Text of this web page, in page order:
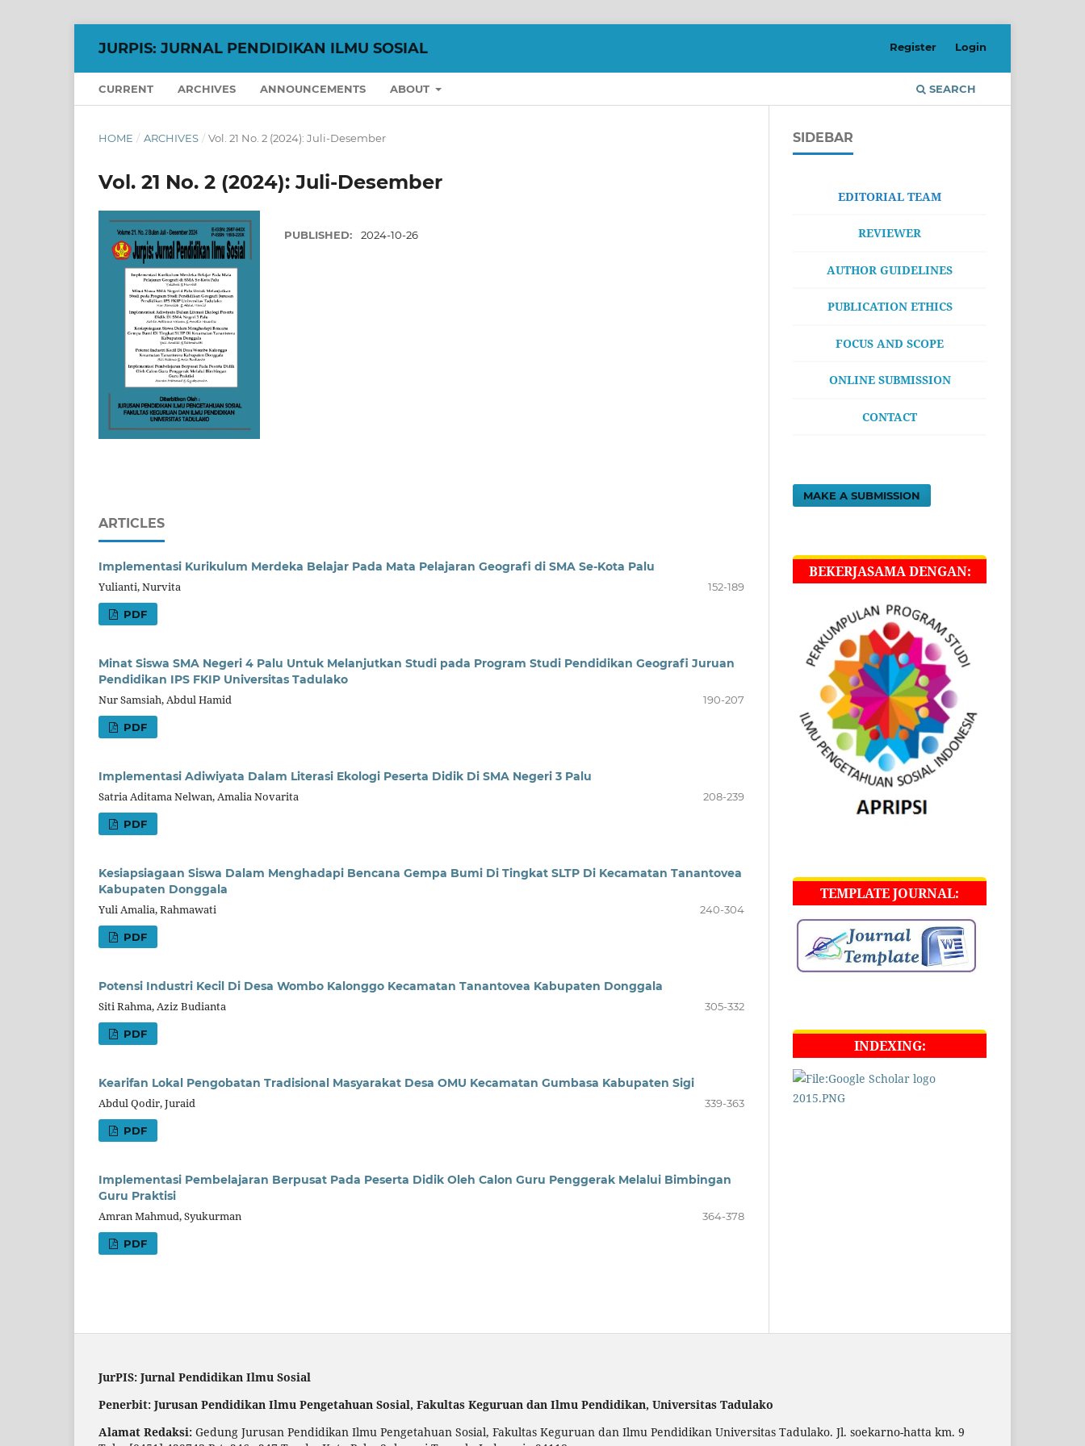
JURPIS: JURNAL PENDIDIKAN ILMU SOSIAL
CURRENT ARCHIVES ANNOUNCEMENTS ABOUT SEARCH
Register Login
HOME / ARCHIVES / Vol. 21 No. 2 (2024): Juli-Desember
Vol. 21 No. 2 (2024): Juli-Desember
PUBLISHED: 2024-10-26
ARTICLES
Implementasi Kurikulum Merdeka Belajar Pada Mata Pelajaran Geografi di SMA Se-Kota Palu
Yulianti, Nurvita
152-189
PDF
Minat Siswa SMA Negeri 4 Palu Untuk Melanjutkan Studi pada Program Studi Pendidikan Geografi Juruan
Pendidikan IPS FKIP Universitas Tadulako
Nur Samsiah, Abdul Hamid
190-207
PDF
Implementasi Adiwiyata Dalam Literasi Ekologi Peserta Didik Di SMA Negeri 3 Palu
Satria Aditama Nelwan, Amalia Novarita
208-239
PDF
Kesiapsiagaan Siswa Dalam Menghadapi Bencana Gempa Bumi Di Tingkat SLTP Di Kecamatan Tanantovea
Kabupaten Donggala
Yuli Amalia, Rahmawati
240-304
PDF
Potensi Industri Kecil Di Desa Wombo Kalonggo Kecamatan Tanantovea Kabupaten Donggala
Siti Rahma, Aziz Budianta
305-332
PDF
Kearifan Lokal Pengobatan Tradisional Masyarakat Desa OMU Kecamatan Gumbasa Kabupaten Sigi
Abdul Qodir, Juraid
339-363
PDF
Implementasi Pembelajaran Berpusat Pada Peserta Didik Oleh Calon Guru Penggerak Melalui Bimbingan
Guru Praktisi
Amran Mahmud, Syukurman
364-378
PDF
SIDEBAR
EDITORIAL TEAM
REVIEWER
AUTHOR GUIDELINES
PUBLICATION ETHICS
FOCUS AND SCOPE
ONLINE SUBMISSION
CONTACT
MAKE A SUBMISSION
BEKERJASAMA DENGAN:
TEMPLATE JOURNAL:
INDEXING:
JurPIS: Jurnal Pendidikan Ilmu Sosial
Penerbit: Jurusan Pendidikan Ilmu Pengetahuan Sosial, Fakultas Keguruan dan Ilmu Pendidikan, Universitas Tadulako
Alamat Redaksi: Gedung Jurusan Pendidikan Ilmu Pengetahuan Sosial, Fakultas Keguruan dan Ilmu Pendidikan Universitas Tadulako. Jl. soekarno-hatta km. 9